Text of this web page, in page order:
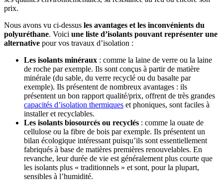
prix.
Nous avons vu ci-dessus les avantages et les inconvénients du
polyuréthane. Voici une liste d’isolants pouvant représenter une
alternative pour vos travaux d’isolation :
Les isolants minéraux : comme la laine de verre ou la laine
de roche par exemple. Ils sont conçus à partir de matière
minérale (du sable, du verre recyclé ou du basalte par
exemple). Ils présentent de nombreux avantages : ils
présentent un bon rapport qualité/prix, offrent de très grandes
capacités d’isolation thermiques et phoniques, sont faciles à
installer et recyclables.
Les isolants biosourcés ou recyclés : comme la ouate de
cellulose ou la fibre de bois par exemple. Ils présentent un
bilan écologique intéressant puisqu’ils sont essentiellement
fabriqués à base de matières premières renouvelables. En
revanche, leur durée de vie est généralement plus courte que
les isolants plus « traditionnels » et sont, pour la plupart,
sensibles à l’humidité.